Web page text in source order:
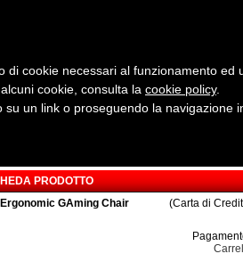
Cerca:
Servizi
Robotica
PRODOTTO
GAming Chair (Carta di
cookie necessari al funzionamento ed
cookie, consulta la cookie policy.
un link o proseguendo la navigazione